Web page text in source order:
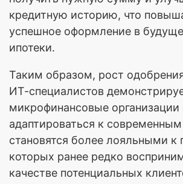
кредитную историю, что
успешное оформление в
ипотеки.
Таким образом, рост
ИТ-специалистов
микрофинансовые организации
адаптироваться к
становятся более лояльными к
которых ранее редко
качестве потенциальных